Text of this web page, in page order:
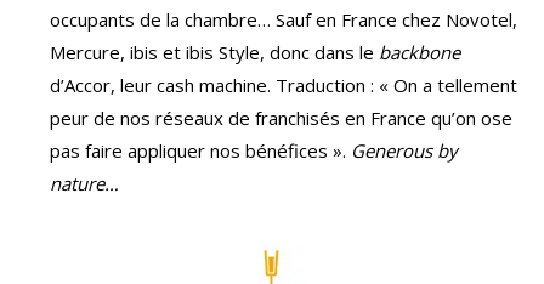
occupants de la chambre… Sauf en France chez Novotel,
Mercure, ibis et ibis Style, donc dans le backbone
d’Accor, leur cash machine. Traduction : « On a tellement
peur de nos réseaux de franchisés en France qu’on ose
pas faire appliquer nos bénéfices ». Generous by
nature…